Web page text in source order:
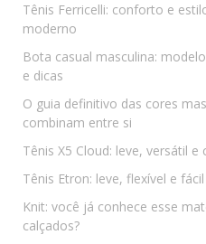
Tênis Ferricelli: conforto e
moderno
Bota casual masculina:
e dicas
O guia definitivo das cores
combinam entre si
Tênis X5 Cloud: leve, versátil e
Tênis Etron: leve, flexível e
Knit: você já conhece esse
calçados?